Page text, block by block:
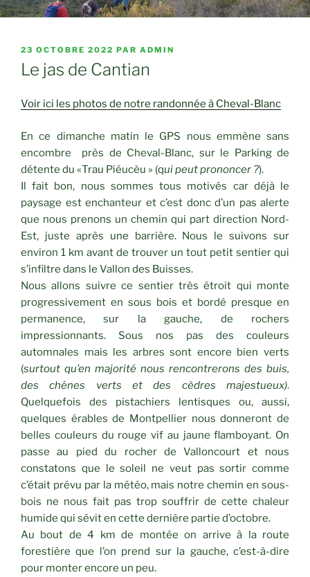
PUBLIÉ
LE
23 OCTOBRE 2022 PAR ADMIN
Le jas de Cantian
Voir ici les photos de notre randonnée à Cheval-Blanc
En ce dimanche matin le GPS nous emmène sans
encombre près de Cheval-Blanc, sur le Parking de
détente du «Trau Piéucèu » (qui peut prononcer ?).
Il fait bon, nous sommes tous motivés car déjà le
paysage est enchanteur et c’est donc d’un pas alerte
que nous prenons un chemin qui part direction Nord-
Est, juste après une barrière. Nous le suivons sur
environ 1 km avant de trouver un tout petit sentier qui
s’infiltre dans le Vallon des Buisses.
Nous allons suivre ce sentier très étroit qui monte
progressivement en sous bois et bordé presque en
permanence, sur la gauche, de rochers
impressionnants. Sous nos pas des couleurs
automnales mais les arbres sont encore bien verts
(surtout qu’en majorité nous rencontrerons des buis,
des chênes verts et des cèdres majestueux).
Quelquefois des pistachiers lentisques ou, aussi,
quelques érables de Montpellier nous donneront de
belles couleurs du rouge vif au jaune flamboyant. On
passe au pied du rocher de Valloncourt et nous
constatons que le soleil ne veut pas sortir comme
c’était prévu par la météo, mais notre chemin en sous-
bois ne nous fait pas trop souffrir de cette chaleur
humide qui sévit en cette dernière partie d’octobre.
Au bout de 4 km de montée on arrive à la route
forestière que l’on prend sur la gauche, c’est-à-dire
pour monter encore un peu.